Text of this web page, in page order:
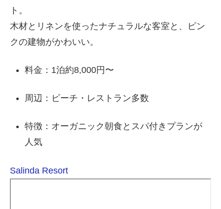
ト。
木材とリネンを使ったナチュラルな客室と、ピン
クの建物がかわいい。
料金：1泊約8,000円〜
周辺：ビーチ・レストラン多数
特徴：オーガニック朝食とスパ付きプランが
人気
Salinda Resort